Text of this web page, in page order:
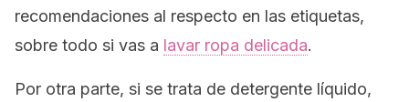
recomendaciones al respecto en las etiquetas,
sobre todo si vas a lavar ropa delicada.
Por otra parte, si se trata de detergente líquido,